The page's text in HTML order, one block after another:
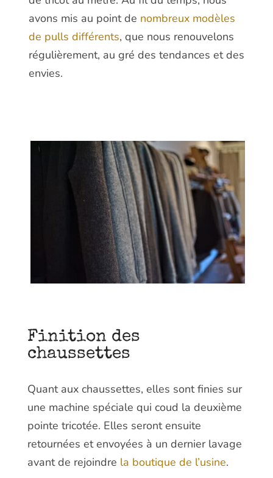
avons mis au point de nombreux modèles
de pulls différents, que nous renouvelons
régulièrement, au gré des tendances et des
envies.
Finition des
chaussettes
Quant aux chaussettes, elles sont finies sur
une machine spéciale qui coud la deuxième
pointe tricotée. Elles seront ensuite
retournées et envoyées à un dernier lavage
avant de rejoindre la boutique de l’usine.